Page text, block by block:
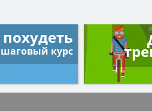
курс